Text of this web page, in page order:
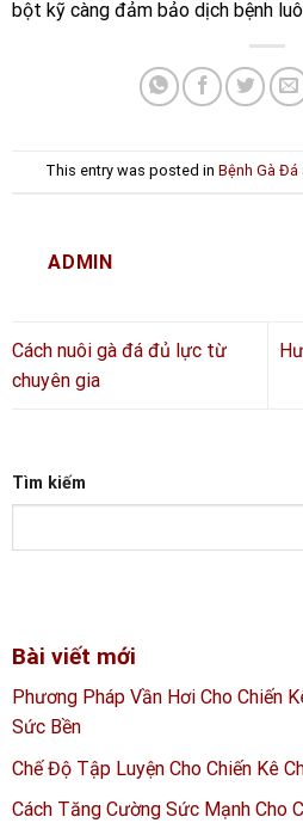
bột kỹ càng đảm bảo dịch bệnh
This entry was posted in Bệnh Gà Đá
ADMIN
Cách nuôi gà đá đủ lực từ
chuyên gia
Tìm kiếm
Bài viết mới
Phương Pháp Vần Hơi Cho Chiến
Sức Bền
Chế Độ Tập Luyện Cho Chiến Kê
Cách Tăng Cường Sức Mạnh Cho